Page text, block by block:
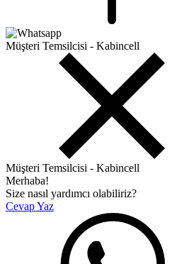
Müşteri Temsilcisi - Kabincell
Müşteri Temsilcisi - Kabincell
Merhaba!
Size nasıl yardımcı olabiliriz?
Cevap Yaz